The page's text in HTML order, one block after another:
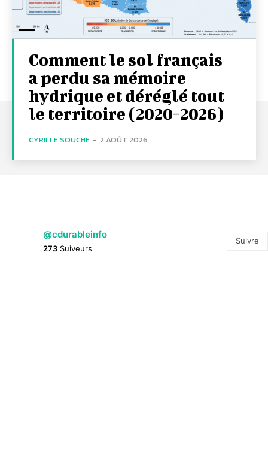
Comment le sol français
a perdu sa mémoire
hydrique et déréglé tout
le territoire (2020-2026)
CYRILLE SOUCHE - 2 AOÛT 2026
@cdurableinfo
273 Suiveurs
Suivre